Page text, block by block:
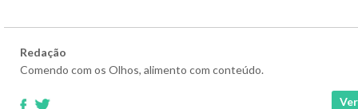
Redação
Comendo com os Olhos, alimento com conteúdo.